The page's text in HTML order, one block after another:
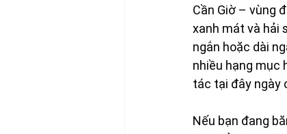
Cần Giờ – vùng
xanh mát và hải
ngắn hoặc dài
nhiều hạng mục
tác tại đây ngày
Nếu bạn đang